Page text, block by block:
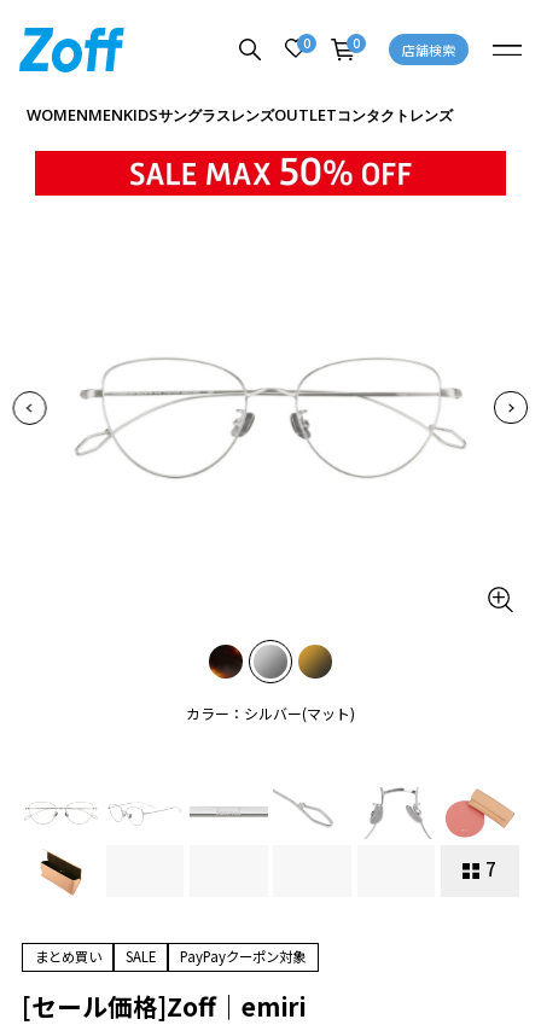
0 0 店舗検索
WOMENMENKIDSサングラスレンズOUTLETコンタクトレンズ
カラー：シルバー(マット)
7
商品詳細ページへ
まとめ買い SALE PayPayクーポン対象
[セール価格]Zoff｜emiri